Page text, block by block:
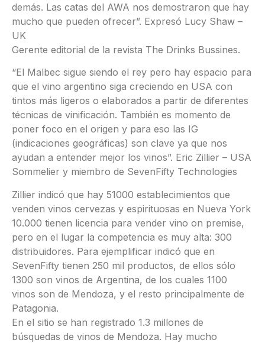
demás. Las catas del AWA nos demostraron que hay
mucho que pueden ofrecer”. Expresó Lucy Shaw –
UK
Gerente editorial de la revista The Drinks Bussines.
“El Malbec sigue siendo el rey pero hay espacio para
que el vino argentino siga creciendo en USA con
tintos más ligeros o elaborados a partir de diferentes
técnicas de vinificación. También es momento de
poner foco en el origen y para eso las IG
(indicaciones geográficas) son clave ya que nos
ayudan a entender mejor los vinos”. Eric Zillier – USA
Sommelier y miembro de SevenFifty Technologies
Zillier indicó que hay 51000 establecimientos que
venden vinos cervezas y espirituosas en Nueva York
10.000 tienen licencia para vender vino on premise,
pero en el lugar la competencia es muy alta: 300
distribuidores. Para ejemplificar indicó que en
SevenFifty tienen 250 mil productos, de ellos sólo
1300 son vinos de Argentina, de los cuales 1100
vinos son de Mendoza, y el resto principalmente de
Patagonia.
En el sitio se han registrado 1.3 millones de
búsquedas de vinos de Mendoza. Hay mucho